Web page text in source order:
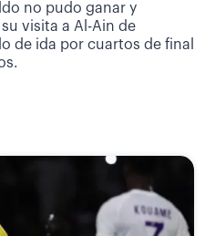
no pudo ganar y
visita a Al-Ain de
de ida por cuartos de final